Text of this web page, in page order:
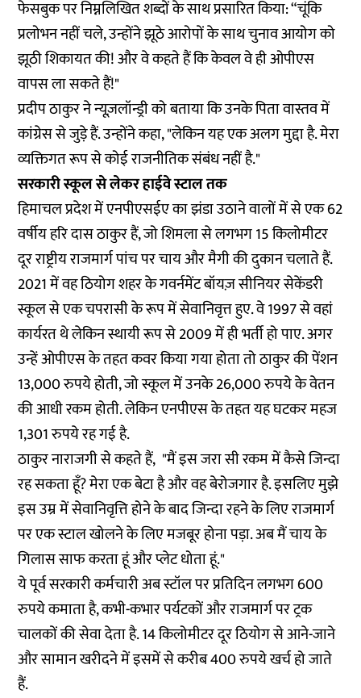
फेसबुक पर निम्नलिखित शब्दों के साथ प्रसारित किया: “चूंकि
प्रलोभन नहीं चले, उन्होंने झूठे आरोपों के साथ चुनाव आयोग को
झूठी शिकायत की! और वे कहते हैं कि केवल वे ही ओपीएस
वापस ला सकते हैं!"
प्रदीप ठाकुर ने न्यूज़लॉन्ड्री को बताया कि उनके पिता वास्तव में
कांग्रेस से जुड़े हैं. उन्होंने कहा, "लेकिन यह एक अलग मुद्दा है. मेरा
व्यक्तिगत रूप से कोई राजनीतिक संबंध नहीं है."
सरकारी स्कूल से लेकर हाईवे स्टाल तक
हिमाचल प्रदेश में एनपीएसईए का झंडा उठाने वालों में से एक 62
वर्षीय हरि दास ठाकुर हैं, जो शिमला से लगभग 15 किलोमीटर
दूर राष्ट्रीय राजमार्ग पांच पर चाय और मैगी की दुकान चलाते हैं.
2021 में वह ठियोग शहर के गवर्नमेंट बॉयज़ सीनियर सेकेंडरी
स्कूल से एक चपरासी के रूप में सेवानिवृत्त हुए. वे 1997 से वहां
कार्यरत थे लेकिन स्थायी रूप से 2009 में ही भर्ती हो पाए. अगर
उन्हें ओपीएस के तहत कवर किया गया होता तो ठाकुर की पेंशन
13,000 रुपये होती, जो स्कूल में उनके 26,000 रुपये के वेतन
की आधी रकम होती. लेकिन एनपीएस के तहत यह घटकर महज
1,301 रुपये रह गई है.
ठाकुर नाराजगी से कहते हैं, "मैं इस जरा सी रकम में कैसे जिन्दा
रह सकता हूँ? मेरा एक बेटा है और वह बेरोजगार है. इसलिए मुझे
इस उम्र में सेवानिवृत्ति होने के बाद जिन्दा रहने के लिए राजमार्ग
पर एक स्टाल खोलने के लिए मजबूर होना पड़ा. अब मैं चाय के
गिलास साफ करता हूं और प्लेट धोता हूं."
ये पूर्व सरकारी कर्मचारी अब स्टॉल पर प्रतिदिन लगभग 600
रुपये कमाता है, कभी-कभार पर्यटकों और राजमार्ग पर ट्रक
चालकों की सेवा देता है. 14 किलोमीटर दूर ठियोग से आने-जाने
और सामान खरीदने में इसमें से करीब 400 रुपये खर्च हो जाते
हैं.